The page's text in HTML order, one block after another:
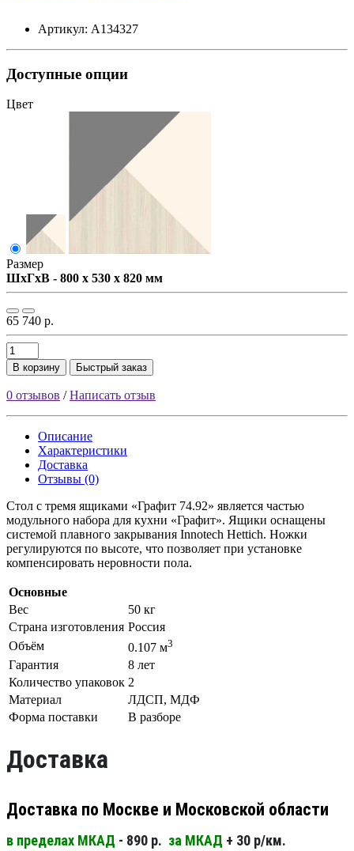
Артикул: А134327
Доступные опции
Цвет
Размер
ШxГxВ - 800 x 530 x 820 мм
65 740 р.
В корзину Быстрый заказ
0 отзывов /Написать отзыв
Описание
Характеристики
Доставка
Отзывы (0)
Стол с тремя ящиками «Графит 74.92» является частью
модульного набора для кухни «Графит». Ящики оснащены
системой плавного закрывания Innotech Hettich. Ножки
регулируются по высоте, что позволяет при установке
компенсировать неровности пола.
Основные
Вес
50 кг
Страна изготовления Россия
Объём
0.107 м3
Гарантия
8 лет
Количество упаковок 2
Материал
ЛДСП, МДФ
Форма поставки
В разборе
Доставка
Доставка по Москве и Московской области
в пределах МКАД - 890 р. за МКАД + 30 р/км.